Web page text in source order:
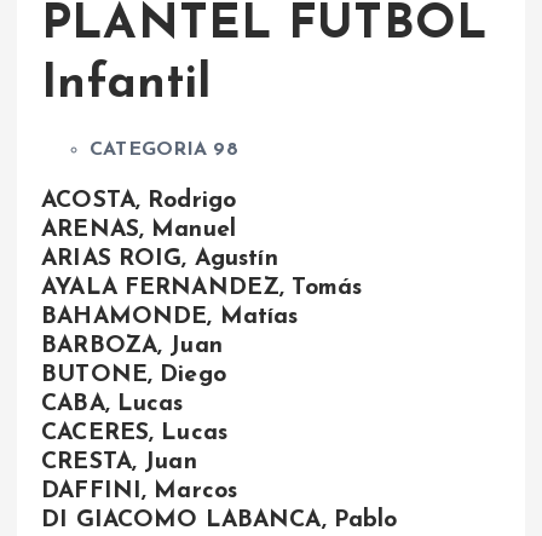
PLANTEL FUTBOL
Infantil
CATEGORIA 98
ACOSTA, Rodrigo
ARENAS, Manuel
ARIAS ROIG, Agustín
AYALA FERNANDEZ, Tomás
BAHAMONDE, Matías
BARBOZA, Juan
BUTONE, Diego
CABA, Lucas
CACERES, Lucas
CRESTA, Juan
DAFFINI, Marcos
DI GIACOMO LABANCA, Pablo